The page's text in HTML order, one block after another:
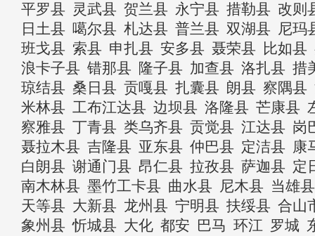
平罗县 灵武县 贺兰县 永宁县 措勒县 改则
日土县 噶尔县 札达县 普兰县 双湖县
尼玛
班戈县 索县 申扎县 安多县 聂荣县 比如县
浪卡子县 错那县 隆子县 加查县 洛扎县 措
琼结县 桑日县 贡嘎县 扎囊县 朗县 察隅县
米林县 工布江达县 边坝县 洛隆县 芒康县
察雅县 丁青县 类乌齐县 贡觉县 江达县 岗
聂拉木县 吉隆县 亚东县 仲巴县 定洁县 康
白朗县 谢通门县 昂仁县 拉孜县 萨迦县 定
南木林县 墨竹工卡县 曲水县 尼木县 当雄县
天等县 大新县 龙州县 宁明县 扶绥县 合山
象州县 忻城县 大化 都安 巴马 环江 罗城